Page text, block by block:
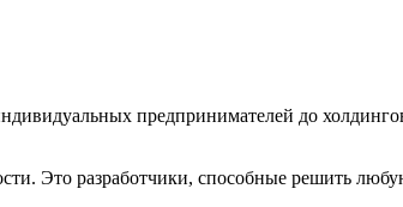
предпринимателей до
Это разработчики, способные решить